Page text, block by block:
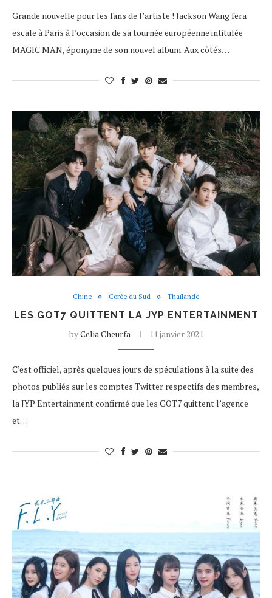
Grande nouvelle pour les fans de l’artiste ! Jackson Wang fera
escale à Paris à l’occasion de sa tournée européenne intitulée
MAGIC MAN, éponyme de son nouvel album. Aux côtés…
Chine Corée du Sud Thaïlande
LES GOT7 QUITTENT LA JYP ENTERTAINMENT
byCelia Cheurfa 11 janvier 2021
C’est officiel, après quelques jours de spéculations à la suite des
photos publiés sur les comptes Twitter respectifs des membres,
la JYP Entertainment confirmé que les GOT7 quittent l’agence
et…